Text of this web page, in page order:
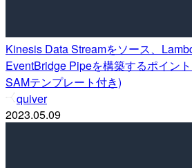
Kinesis Data Streamをソース、
EventBridge Pipeを構築するポイン
SAMテンプレート付き)
quiver
2023.05.09